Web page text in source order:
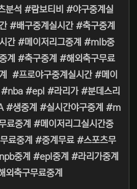
분석 #람보티비 #야구중계실
#배구중계실시간 #축구중계
간 #메이저리그중계 #mlb중
계 #축구중계 #해외축구무료
#프로야구중계실시간 #메이
#epl #라리가 #분데스리
#생중계 #실시간야구중계 #m
료중계 #메이저리그실시간중
료중계 #중계무료 #스포츠무
중계 #epl중계 #라리가중계
축구무료중계